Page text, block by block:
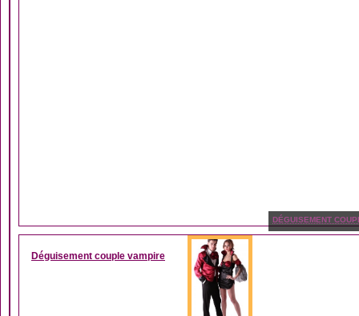
DÉGUISEMENT
Déguisement couple vampire